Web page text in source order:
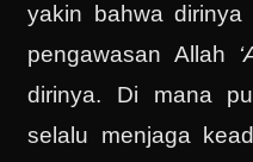
yakin bahwa
pengawasan Allah
dirinya. Di mana
selalu menjaga